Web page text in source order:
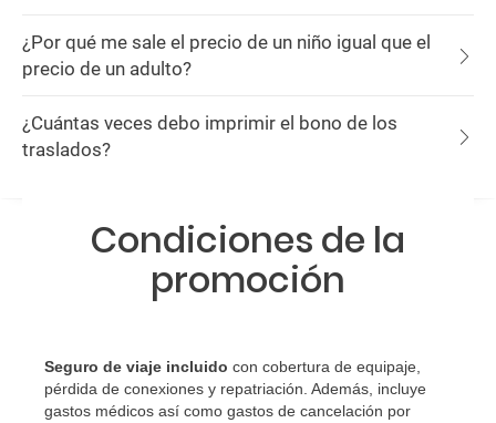
¿Por qué me sale el precio de un niño igual que el
precio de un adulto?
¿Cuántas veces debo imprimir el bono de los
traslados?
Condiciones de la
promoción
Seguro de viaje incluido con cobertura de equipaje,
pérdida de conexiones y repatriación. Además, incluye
gastos médicos así como gastos de cancelación por